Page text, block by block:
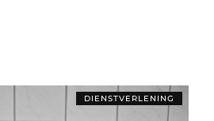
DIENSTVERLENING